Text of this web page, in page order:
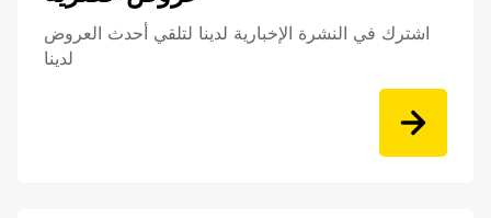
اشترك في النشرة الإخبارية لدينا لتلقي أحدث العروض
لدينا